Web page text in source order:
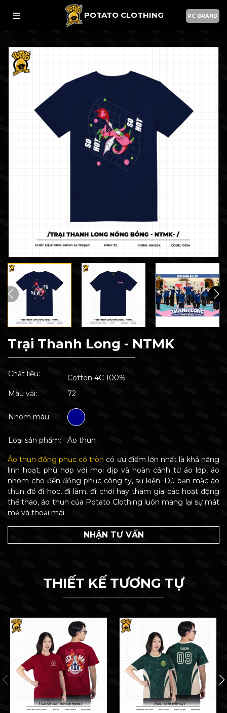
POTATO CLOTHING PC BRAND
Trại Thanh Long - NTMK
Chất liệu:
Cotton 4C 100%
Màu vải:
72
Nhóm màu:
Loại sản phẩm: Áo thun
Áo thun đồng phục cổ tròn có ưu điểm lớn nhất là khả năng
linh hoạt, phù hợp với mọi dịp và hoàn cảnh từ áo lớp, áo
nhóm cho đến đồng phục công ty, sự kiện. Dù bạn mặc áo
thun để đi học, đi làm, đi chơi hay tham gia các hoạt động
thể thao, áo thun của Potato Clothing luôn mang lại sự mát
mẻ và thoải mái.
NHẬN TƯ VẤN
THIẾT KẾ TƯƠNG TỰ